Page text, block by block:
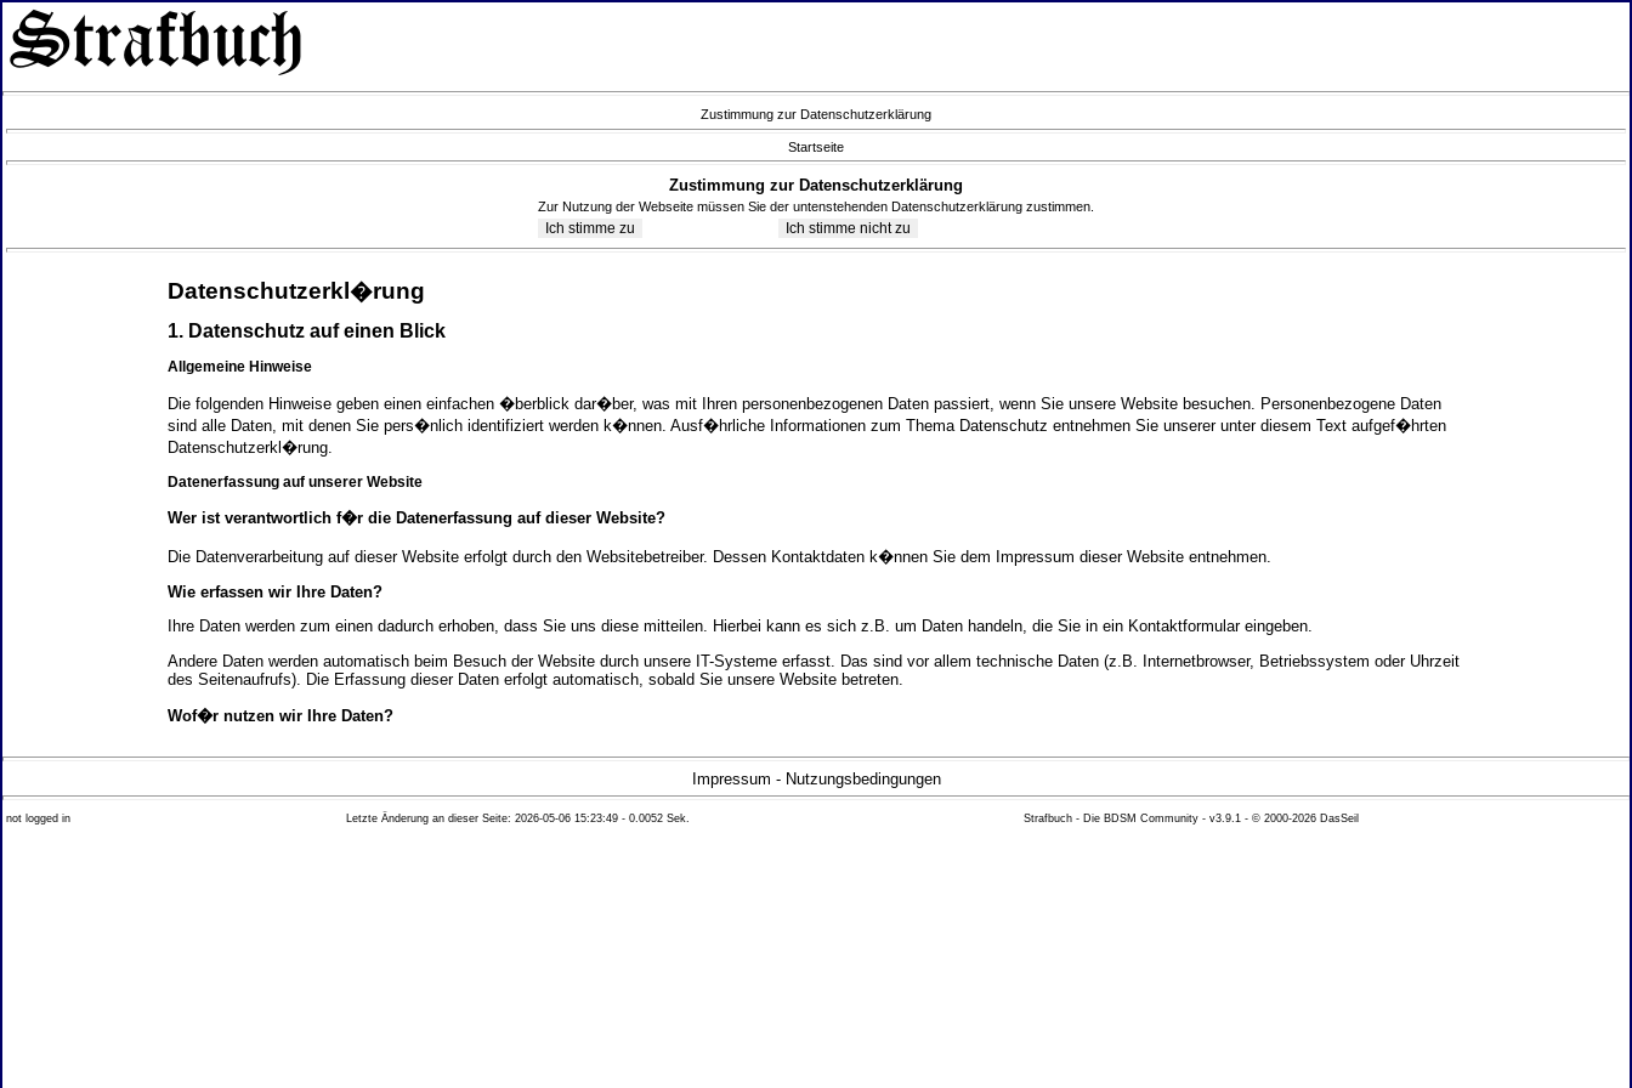
Zustimmung zur Datenschutzerklärung
Startseite
Zustimmung zur Datenschutzerklärung
Zur Nutzung der Webseite müssen Sie der untenstehenden Datenschutzerklärung zustimmen.
Datenschutzerkl�rung
1. Datenschutz auf einen Blick
Allgemeine Hinweise
Die folgenden Hinweise geben einen einfachen �berblick dar�ber, was mit Ihren personenbezogenen Daten passiert, wenn Sie unsere Website besuchen. Personenbezogene Daten
sind alle Daten, mit denen Sie pers�nlich identifiziert werden k�nnen. Ausf�hrliche Informationen zum Thema Datenschutz entnehmen Sie unserer unter diesem Text aufgef�hrten
Datenschutzerkl�rung.
Datenerfassung auf unserer Website
Wer ist verantwortlich f�r die Datenerfassung auf dieser Website?
Die Datenverarbeitung auf dieser Website erfolgt durch den Websitebetreiber. Dessen Kontaktdaten k�nnen Sie dem Impressum dieser Website entnehmen.
Wie erfassen wir Ihre Daten?
Ihre Daten werden zum einen dadurch erhoben, dass Sie uns diese mitteilen. Hierbei kann es sich z.B. um Daten handeln, die Sie in ein Kontaktformular eingeben.
Andere Daten werden automatisch beim Besuch der Website durch unsere IT-Systeme erfasst. Das sind vor allem technische Daten (z.B. Internetbrowser, Betriebssystem oder Uhrzeit
des Seitenaufrufs). Die Erfassung dieser Daten erfolgt automatisch, sobald Sie unsere Website betreten.
Wof�r nutzen wir Ihre Daten?
Ein Teil der Daten wird erhoben, um eine fehlerfreie Bereitstellung der Website zu gew�hrleisten. Andere Daten k�nnen zur Analyse Ihres Nutzerverhaltens verwendet werden.
Welche Rechte haben Sie bez�glich Ihrer Daten?
Sie haben jederzeit das Recht unentgeltlich Auskunft �ber Herkunft, Empf�nger und Zweck Ihrer gespeicherten personenbezogenen Daten zu erhalten. Sie haben au�erdem ein
Impressum - Nutzungsbedingungen
not logged in Letzte Änderung an dieser Seite: 2026-05-06 15:23:49 - 0.0052 Sek. Strafbuch - Die BDSM Community - v3.9.1 - © 2000-2026 DasSeil